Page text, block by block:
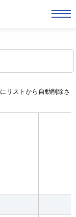
リストから自動削除さ